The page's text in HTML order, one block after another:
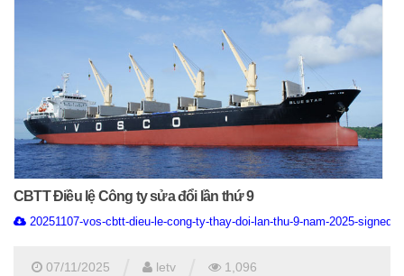
CBTT Điều lệ Công ty sửa đổi lần thứ 9
20251107-vos-cbtt-dieu-le-cong-ty-thay-doi-lan-thu-9-nam-2025-
07/11/2025 letv 1,096